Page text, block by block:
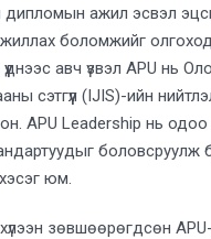
дипломын ажил эсвэл
боломжийг
авч үзвэл APU нь
сэтгүүл (IJIS)-ийн
APU Leadership нь
боловсруулж
юм.
зөвшөөрөгдсөн